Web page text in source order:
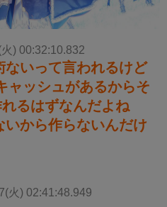
) 00:32:10.832
ないって言われるけど
ャッシュがあるからそ
るはずなんだよね
から作らないんだけ
火) 02:41:48.949